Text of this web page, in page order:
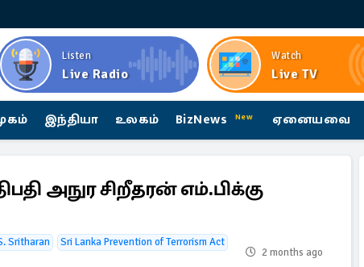
Listen
Live Radio
Watch
Live TV
இந்தியா உலகம் BizNews New ஏனையவை
அநுர சிறீதரன் எம்.பிக்கு
Sritharan
Sri Lanka Prevention of Terrorism Act
2 months ago